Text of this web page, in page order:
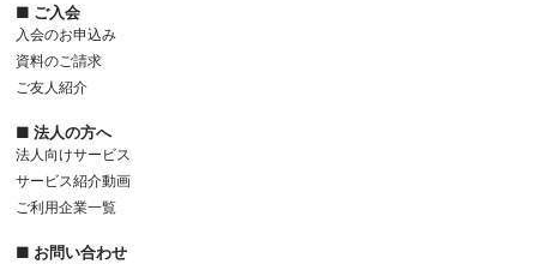
■ ご入会
入会のお申込み
資料のご請求
ご友人紹介
■ 法人の方へ
法人向けサービス
サービス紹介動画
ご利用企業一覧
■ お問い合わせ